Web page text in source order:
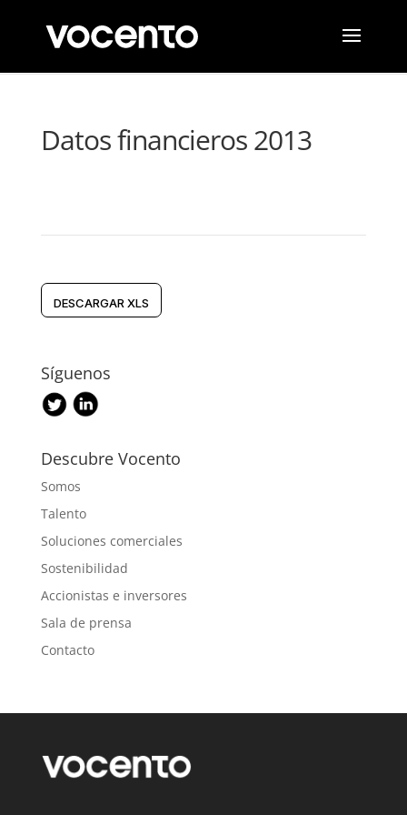
Datos financieros 2013
DESCARGAR XLS
Síguenos
Descubre Vocento
Somos
Talento
Soluciones comerciales
Sostenibilidad
Accionistas e inversores
Sala de prensa
Contacto